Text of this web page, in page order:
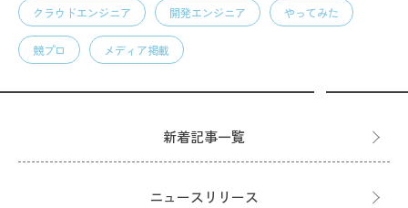
クラウドエンジニア 開発エンジニア やってみた
競プロ メディア掲載
新着記事一覧
ニュースリリース